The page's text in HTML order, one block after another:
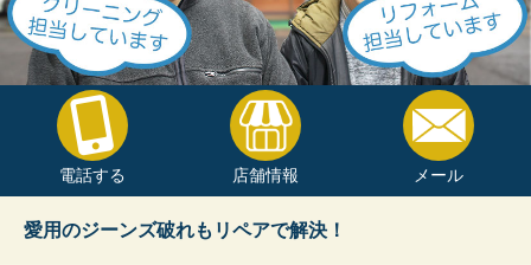
電話する 店舗情報 メール
愛用のジーンズ破れもリペアで解決！